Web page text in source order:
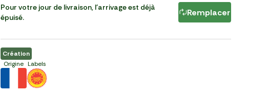
Pour votre jour de livraison, l'arrivage est déjà
épuisé.
Remplacer
Création
Origine Labels